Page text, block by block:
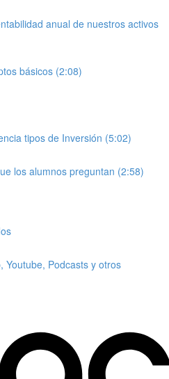
anual de nuestros activos
básicos (2:08)
tipos de Inversión (5:02)
los alumnos preguntan (2:58)
Youtube, Podcasts y otros